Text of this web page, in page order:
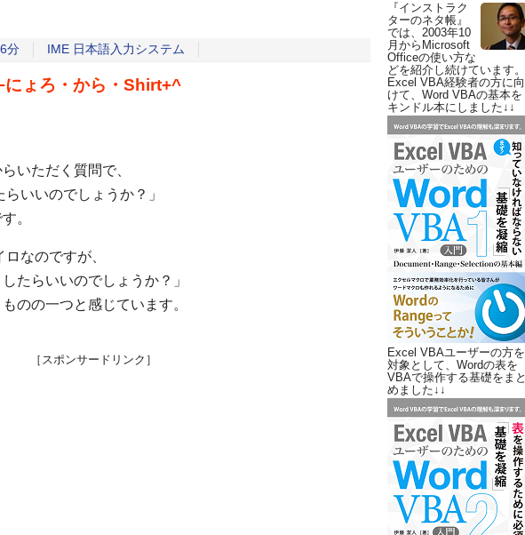
分 IME 日本語入力システム
にょろ・から・Shirt+^
いただく質問で、
いいのでしょうか？」
。
なのですが、
たらいいのでしょうか？」
のの一つと感じています。
［スポンサードリンク］
『インストラク
ターのネタ帳』
では、2003年10
月からMicrosoft
Officeの使い方な
どを紹介し続けています。
Excel VBA経験者の方に向
けて、Word VBAの基本を
キンドル本にしました↓↓
Excel VBAユーザーの方を
対象として、Wordの表を
VBAで操作する基礎をまと
めました↓↓